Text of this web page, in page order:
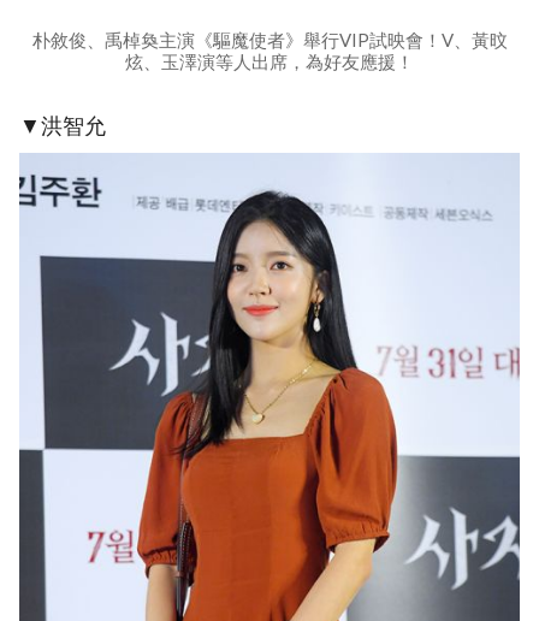
朴敘俊、禹棹奐主演《驅魔使者》舉行VIP試映會！V、黃旼
炫、玉澤演等人出席，為好友應援！
▼洪智允